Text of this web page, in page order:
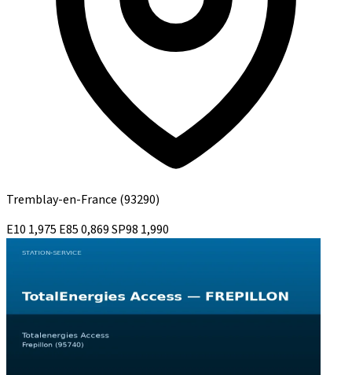
Tremblay-en-France (93290)
E10 1,975 E850,869SP98 1,990